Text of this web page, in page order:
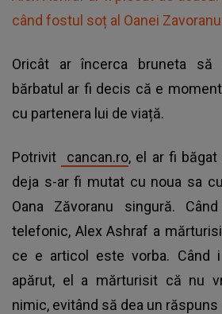
când fostul soț al Oanei
Oricât ar încerca bruneta să
bărbatul ar fi decis că e
cu partenera lui de viață.
Potrivit cancan.ro, el ar fi
deja s-ar fi mutat cu noua sa
Oana Zăvoranu singură.
telefonic, Alex Ashraf a
ce e articol este vorba. Când
apărut, el a mărturisit că nu
nimic, evitând să dea un răspuns